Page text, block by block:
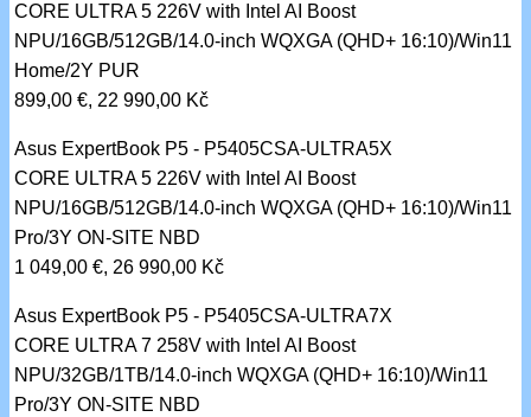
CORE ULTRA 5 226V with Intel AI Boost
NPU/16GB/512GB/14.0-inch WQXGA (QHD+ 16:10)/Win11
Home/2Y PUR
899,00 €, 22 990,00 Kč
Asus ExpertBook P5 - P5405CSA-ULTRA5X
CORE ULTRA 5 226V with Intel AI Boost
NPU/16GB/512GB/14.0-inch WQXGA (QHD+ 16:10)/Win11
Pro/3Y ON-SITE NBD
1 049,00 €, 26 990,00 Kč
Asus ExpertBook P5 - P5405CSA-ULTRA7X
CORE ULTRA 7 258V with Intel AI Boost
NPU/32GB/1TB/14.0-inch WQXGA (QHD+ 16:10)/Win11
Pro/3Y ON-SITE NBD